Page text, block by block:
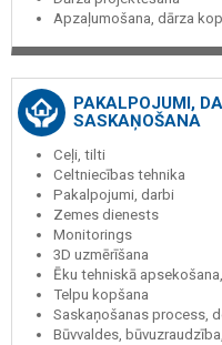
Apzaļumošana, dārza
PAKALPOJUMI,
SASKAŅOŠANA
Ceļi, tilti
Celtniecības tehnika
Pakalpojumi, darbi
Zemes dienests
Monitorings
3D uzmērīšana
Ēku tehniskā
Telpu kopšana
Saskaņošanas process,
Būvvaldes,